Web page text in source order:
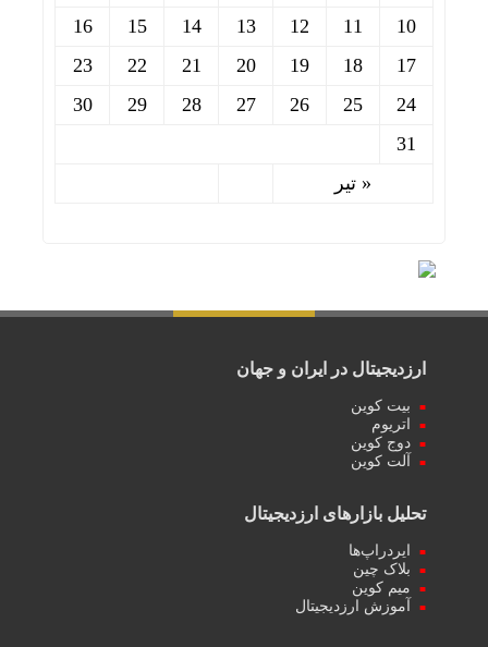
« تیر
10
11
12
13
14
15
16
17
18
19
20
21
22
23
24
25
26
27
28
29
30
31
ارزدیجیتال در ایران و جهان
بیت کوین
اتریوم
دوج کوین
آلت کوین
تحلیل بازارهای ارزدیجیتال
ایردراپ‌ها
بلاک چین
میم کوین‌
آموزش ارزدیجیتال